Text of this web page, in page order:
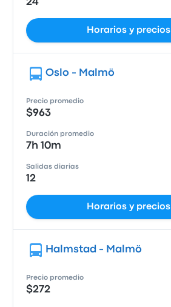
24
Horarios y precios
Oslo - Malmö
Precio promedio
$963
Duración promedio
7h 10m
Salidas diarias
12
Horarios y precios
Halmstad - Malmö
Precio promedio
$272